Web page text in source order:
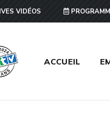
VIDÉOS
ACCUEIL